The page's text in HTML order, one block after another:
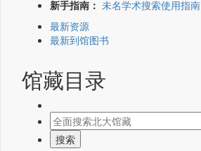
新手指南： 未名学术搜索使用指南
最新资源
最新到馆图书
馆藏目录